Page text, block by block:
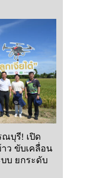
ณบุรี! เปิด
ว ขับเคลื่อน
บ ยกระดับ